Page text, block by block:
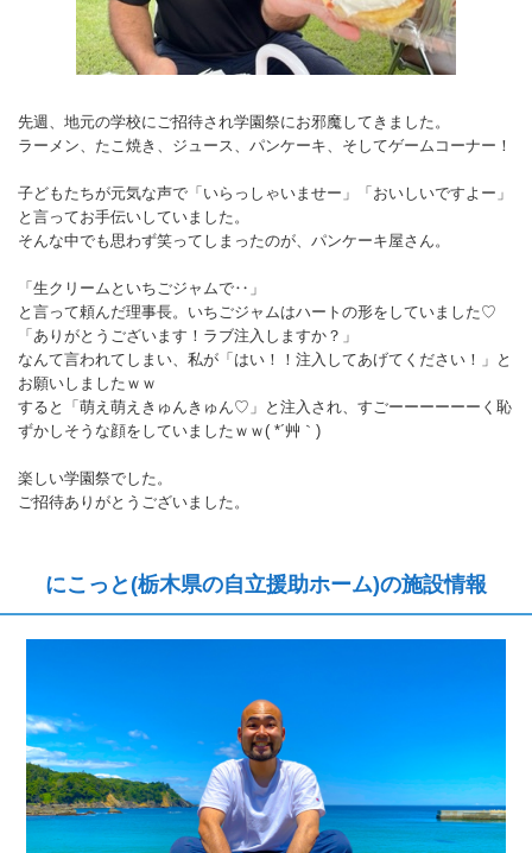
先週、地元の学校にご招待され学園祭にお邪魔してきました。
ラーメン、たこ焼き、ジュース、パンケーキ、そしてゲームコーナー！
子どもたちが元気な声で「いらっしゃいませー」「おいしいですよー」
と言ってお手伝いしていました。
そんな中でも思わず笑ってしまったのが、パンケーキ屋さん。
「生クリームといちごジャムで‥」
と言って頼んだ理事長。いちごジャムはハートの形をしていました♡
「ありがとうございます！ラブ注入しますか？」
なんて言われてしまい、私が「はい！！注入してあげてください！」と
お願いしましたｗｗ
すると「萌え萌えきゅんきゅん♡」と注入され、すごーーーーーーく恥
ずかしそうな顔をしていましたｗｗ( *´艸｀)
楽しい学園祭でした。
ご招待ありがとうございました。
にこっと(栃木県の自立援助ホーム)の施設情報